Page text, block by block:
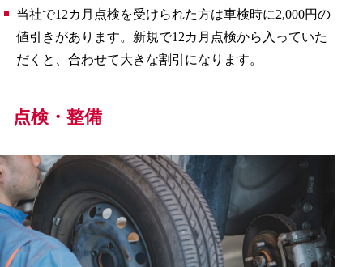
当社で12カ月点検を受けられた方は車検時に2,000円の
値引きがあります。新規で12カ月点検から入っていた
だくと、合わせて大きな割引になります。
点検・整備